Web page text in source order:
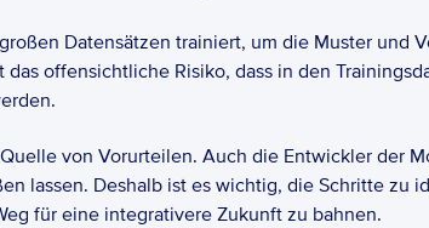
Datensätzen trainiert, um die Muster und
offensichtliche Risiko, dass in den
von Vorurteilen. Auch die Entwickler der
lassen. Deshalb ist es wichtig, die Schritte zu
für eine integrativere Zukunft zu bahnen.